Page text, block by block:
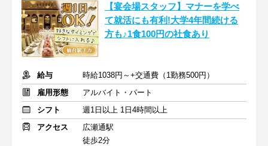
【宴会場スタッフ】マナーを学べ
て就活にも有利!大学4年間続ける
方も♪1食100円の社食あり
給与
時給1038円～+交通費（1勤務500円）
雇用形態
アルバイト・パート
シフト
週1日以上 1日4時間以上
アクセス
広瀬通駅
徒歩2分